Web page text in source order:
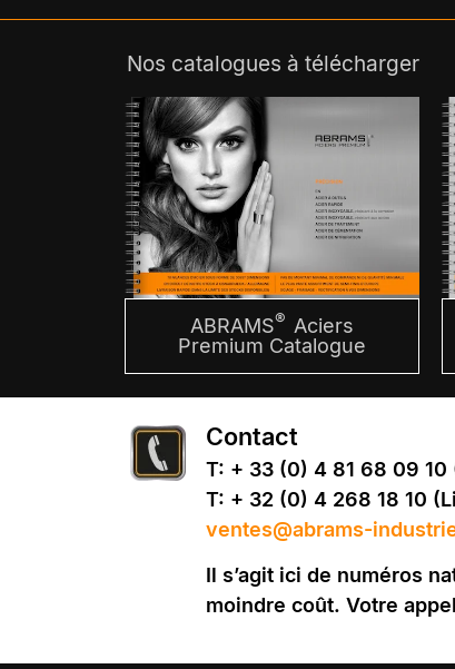
Nos catalogues à télécharger
ABRAMS® Aciers
Premium Catalogue
Contact
T: + 33 (0) 4 81 68 09 10
T: + 32 (0) 4 268 18 10
ventes@abrams-
Il s’agit ici de numéros
moindre coût. Votre